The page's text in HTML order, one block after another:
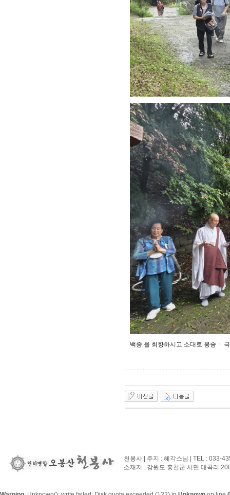
백중 을 회향하시고 소대로 봉송ㆍ
천봉사 | 주지 : 혜각스님 | TEL : 033-
소재지 : 강원도 홍천군 서면 대곡리